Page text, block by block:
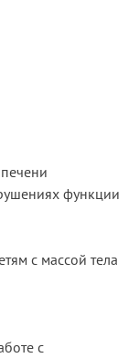
функции
с массой тела
с